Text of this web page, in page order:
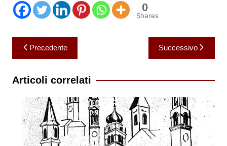
0
Shares
Navigazione
articoli
Precedente Successivo
Articoli correlati